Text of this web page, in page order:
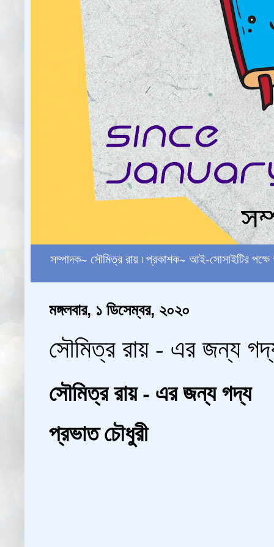
সম্পাদক~ সৌমিত্র রায় ৷ প্রকাশক~ আই-সোসাইটির
মঙ্গলবার, ১ ডিসেম্বর, ২০২০
সৌমিত্র রায় - এর জন্য
সৌমিত্র রায় - এর জন্য গদ্য
প্রভাত চৌধুরী